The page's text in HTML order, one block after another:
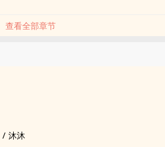
查看全部章节
/ 沐沐